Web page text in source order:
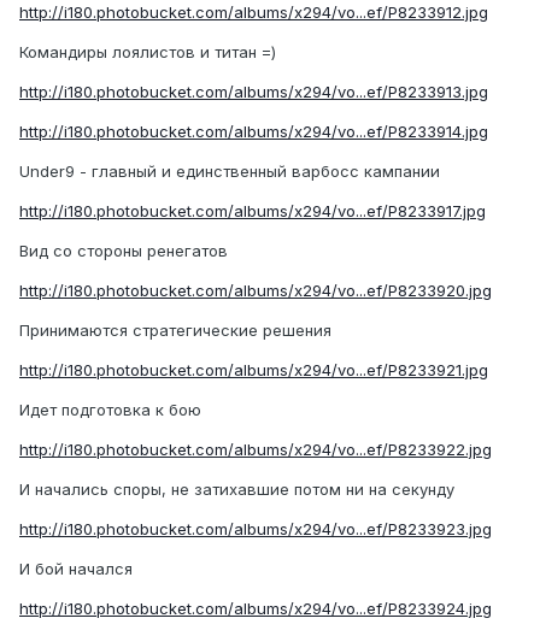
http://i180.photobucket.com/albums/x294/vo...ef/P8233912.jpg
Командиры лоялистов и титан =)
http://i180.photobucket.com/albums/x294/vo...ef/P8233913.jpg
http://i180.photobucket.com/albums/x294/vo...ef/P8233914.jpg
Under9 - главный и единственный варбосс кампании
http://i180.photobucket.com/albums/x294/vo...ef/P8233917.jpg
Вид со стороны ренегатов
http://i180.photobucket.com/albums/x294/vo...ef/P8233920.jpg
Принимаются стратегические решения
http://i180.photobucket.com/albums/x294/vo...ef/P8233921.jpg
Идет подготовка к бою
http://i180.photobucket.com/albums/x294/vo...ef/P8233922.jpg
И начались споры, не затихавшие потом ни на секунду
http://i180.photobucket.com/albums/x294/vo...ef/P8233923.jpg
И бой начался
http://i180.photobucket.com/albums/x294/vo...ef/P8233924.jpg